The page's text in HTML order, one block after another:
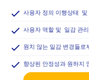
사용자 정의 이행상태 및
사용자 역할 및 일감 관
원치 않는 일감 변경들로
향상된 안정성과 원하지